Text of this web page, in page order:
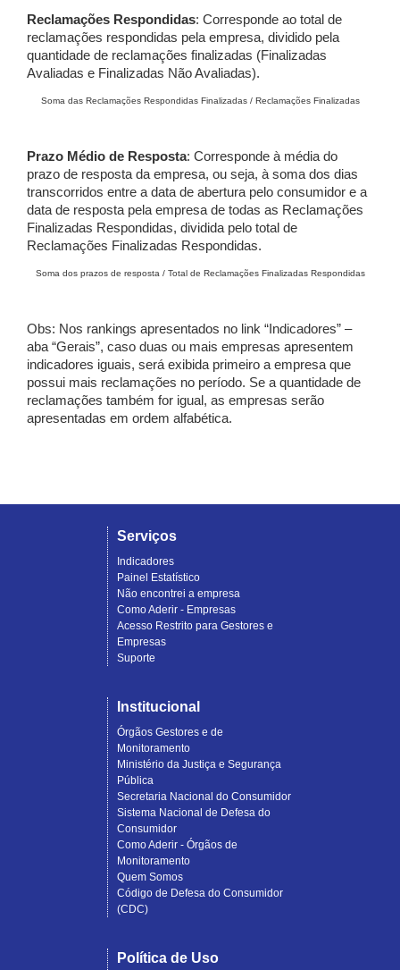
Reclamações Respondidas: Corresponde ao total de
reclamações respondidas pela empresa, dividido pela
quantidade de reclamações finalizadas (Finalizadas
Avaliadas e Finalizadas Não Avaliadas).
Soma das Reclamações Respondidas Finalizadas / Reclamações Finalizadas
Prazo Médio de Resposta: Corresponde à média do
prazo de resposta da empresa, ou seja, à soma dos dias
transcorridos entre a data de abertura pelo consumidor e a
data de resposta pela empresa de todas as Reclamações
Finalizadas Respondidas, dividida pelo total de
Reclamações Finalizadas Respondidas.
Soma dos prazos de resposta / Total de Reclamações Finalizadas Respondidas
Obs: Nos rankings apresentados no link “Indicadores” –
aba “Gerais”, caso duas ou mais empresas apresentem
indicadores iguais, será exibida primeiro a empresa que
possui mais reclamações no período. Se a quantidade de
reclamações também for igual, as empresas serão
apresentadas em ordem alfabética.
Serviços
Indicadores
Painel Estatístico
Não encontrei a empresa
Como Aderir - Empresas
Acesso Restrito para Gestores e
Empresas
Suporte
Institucional
Órgãos Gestores e de
Monitoramento
Ministério da Justiça e Segurança
Pública
Secretaria Nacional do Consumidor
Sistema Nacional de Defesa do
Consumidor
Como Aderir - Órgãos de
Monitoramento
Quem Somos
Código de Defesa do Consumidor
(CDC)
Política de Uso